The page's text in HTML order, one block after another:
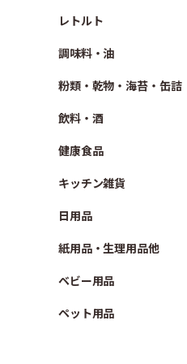
レトルト
調味料・油
粉類・乾物・海苔・缶詰
飲料・酒
健康食品
キッチン雑貨
日用品
紙用品・生理用品他
ベビー用品
ペット用品